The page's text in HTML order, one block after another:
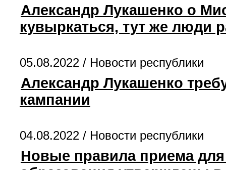
Александр Лукашенко о
кувыркаться, тут же люди
05.08.2022 / Новости республики
Александр Лукашенко
кампании
04.08.2022 / Новости республики
Новые правила приема